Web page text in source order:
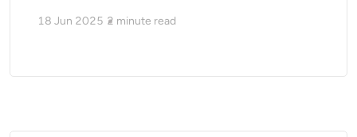
18 Jun 2025 2 minute read